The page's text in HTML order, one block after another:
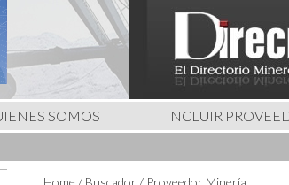
SOMOS INCLUIR
Home / Buscador / Proveedor Minería